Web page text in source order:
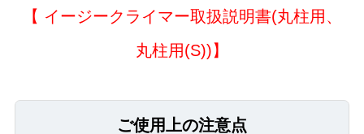
【 イージークライマー取扱説明書(丸柱用、
丸柱用(S))】
ご使用上の注意点